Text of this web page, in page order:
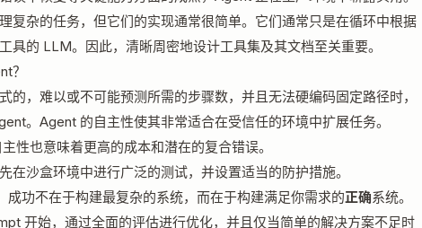
复杂的任务，但它们的实现通常很简单。它们通常只是在循环中根据
具的 LLM。因此，清晰周密地设计工具集及其文档至关重要。
？
的，难以或不可能预测所需的步骤数，并且无法硬编码固定路径时，
。Agent 的自主性使其非常适合在受信任的环境中扩展任务。
性也意味着更高的成本和潜在的复合错误。
在沙盒环境中进行广泛的测试，并设置适当的防护措施。
成功不在于构建最复杂的系统，而在于构建满足你需求的正确系统。
开始，通过全面的评估进行优化，并且仅当简单的解决方案不足时